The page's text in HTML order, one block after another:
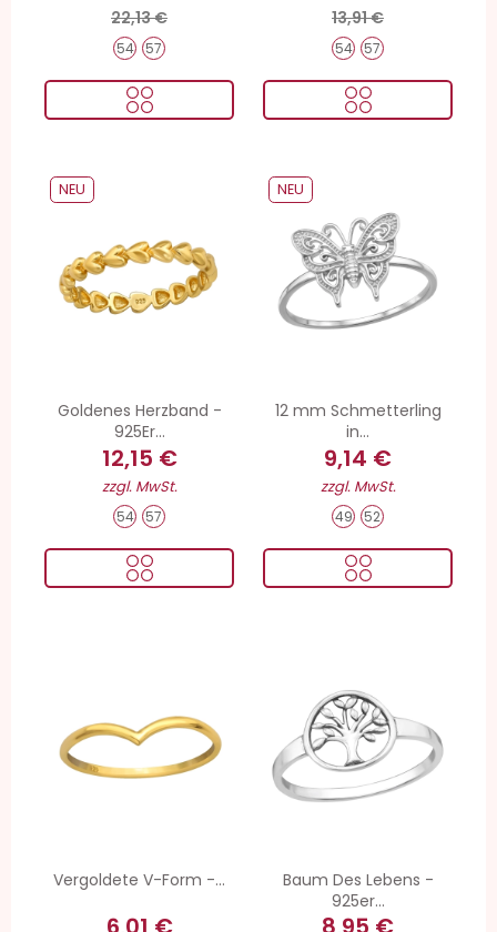
22,13 €
54 57
13,91 €
54 57
Goldenes Herzband -
925Er...
12,15 €
zzgl. MwSt.
54 57
NEU
12 mm Schmetterling
in...
9,14 €
zzgl. MwSt.
49 52
NEU
Vergoldete V-Form -...
Baum Des Lebens -
925er...